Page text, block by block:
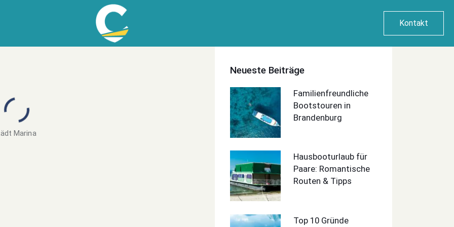
Kontakt
Marina
Neueste Beiträge
Familienfreundliche
Bootstouren in
Brandenburg
Hausbooturlaub für
Paare: Romantische
Routen & Tipps
Top 10 Gründe